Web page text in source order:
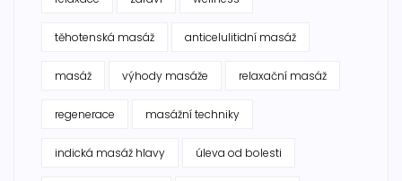
těhotenská masáž anticelulitidní masáž
masáž výhody masáže relaxační masáž
regenerace masážní techniky
indická masáž hlavy úleva od bolesti